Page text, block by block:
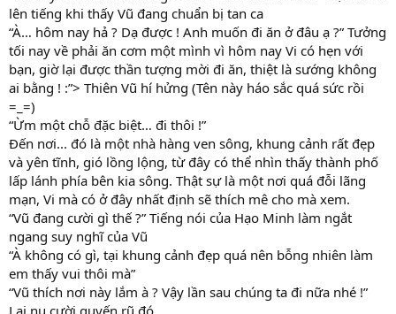
lên tiếng khi thấy Vũ đang chuẩn bị tan ca
“À… hôm nay hả ? Dạ được ! Anh muốn đi ăn ở đâu ạ ?” Tưởng
tối nay về phải ăn cơm một mình vì hôm nay Vi có hẹn với
bạn, giờ lại được thần tượng mời đi ăn, thiệt là sướng không
ai bằng ! :”> Thiên Vũ hí hửng (Tên này háo sắc quá sức rồi
=_=)
“Ừm một chỗ đặc biệt… đi thôi !”
Đến nơi... đó là một nhà hàng ven sông, khung cảnh rất đẹp
và yên tĩnh, gió lồng lộng, từ đây có thể nhìn thấy thành phố
lấp lánh phía bên kia sông. Thật sự là một nơi quá đỗi lãng
mạn, Vi mà có ở đây nhất định sẽ thích mê cho mà xem.
“Vũ đang cười gì thế ?” Tiếng nói của Hạo Minh làm ngắt
ngang suy nghĩ của Vũ
“À không có gì, tại khung cảnh đẹp quá nên bỗng nhiên làm
em thấy vui thôi mà”
“Vũ thích nơi này lắm à ? Vậy lần sau chúng ta đi nữa nhé !”
Lại nụ cười quyến rũ đó